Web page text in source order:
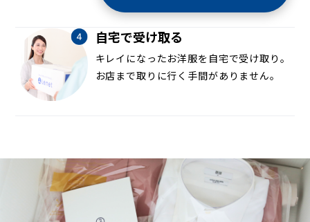
自宅で受け取る
キレイになったお洋服を自宅で受け取り。
お店まで取りに行く手間がありません。